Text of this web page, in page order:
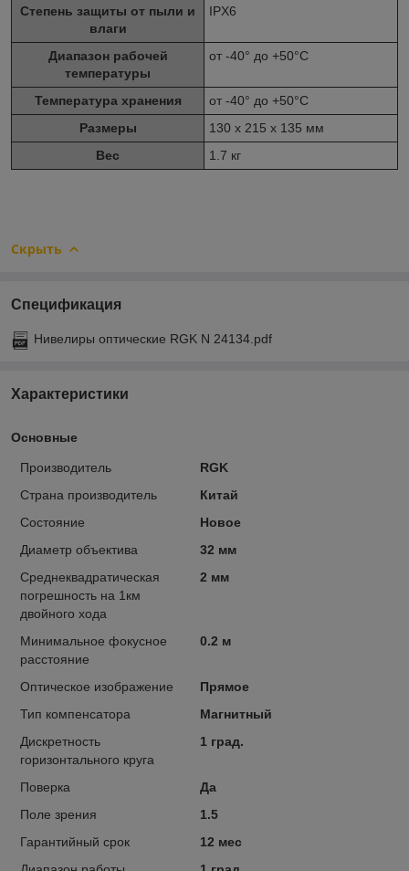
Степень защиты от пыли и
влаги
IPX6
Диапазон рабочей
температуры
от -40° до +50°С
Температура хранения
от -40° до +50°С
Размеры
130 x 215 x 135 мм
Вес
1.7 кг
Скрыть
Спецификация
Нивелиры оптические RGK N 24134.pdf
Характеристики
Основные
Производитель
RGK
Страна производитель
Китай
Состояние
Новое
Диаметр объектива
32 мм
Среднеквадратическая
погрешность на 1км
двойного хода
2 мм
Минимальное фокусное
расстояние
0.2 м
Оптическое изображение
Прямое
Тип компенсатора
Магнитный
Дискретность
горизонтального круга
1 град.
Поверка
Да
Поле зрения
1.5
Гарантийный срок
12 мес